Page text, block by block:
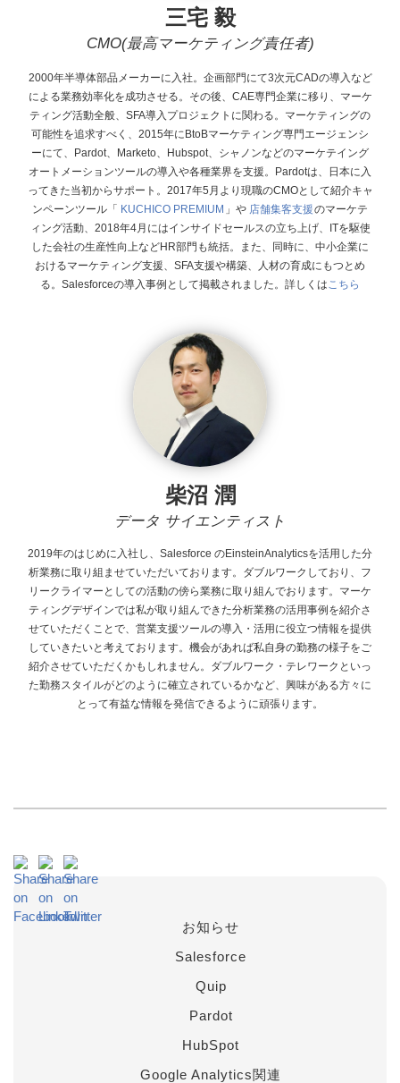
三宅 毅
CMO(最高マーケティング責任者)
2000年半導体部品メーカーに入社。企画部門にて3次元CADの導入など
による業務効率化を成功させる。その後、CAE専門企業に移り、マーケ
ティング活動全般、SFA導入プロジェクトに関わる。マーケティングの
可能性を追求すべく、2015年にBtoBマーケティング専門エージェンシ
ーにて、Pardot、Marketo、Hubspot、シャノンなどのマーケテイング
オートメーションツールの導入や各種業界を支援。Pardotは、日本に入
ってきた当初からサポート。 2017年5月より現職のCMOとして紹介キャ
ンペーンツール「 KUCHICO PREMIUM 」や 店舗集客支援のマーケテ
ィング活動、2018年4月にはインサイドセールスの立ち上げ、ITを駆使
した会社の生産性向上などHR部門も統括。また、同時に、中小企業に
おけるマーケティング支援、SFA支援や構築、人材の育成にもつとめ
る。Salesforceの導入事例として掲載されました。詳しくは こちら
柴沼 潤
データ サイエンティスト
2019年のはじめに入社し、Salesforce のEinsteinAnalyticsを活用した分
析業務に取り組ませていただいております。ダブルワークしており、フ
リークライマーとしての活動の傍ら業務に取り組んでおります。マーケ
ティングデザインでは私が取り組んできた分析業務の活用事例を紹介さ
せていただくことで、営業支援ツールの導入・活用に役立つ情報を提供
していきたいと考えております。機会があれば私自身の勤務の様子をご
紹介させていただくかもしれません。ダブルワーク・テレワークといっ
た勤務スタイルがどのように確立されているかなど、興味がある方々に
とって有益な情報を発信できるように頑張ります。
お知らせ
Salesforce
Quip
Pardot
HubSpot
Google Analytics関連